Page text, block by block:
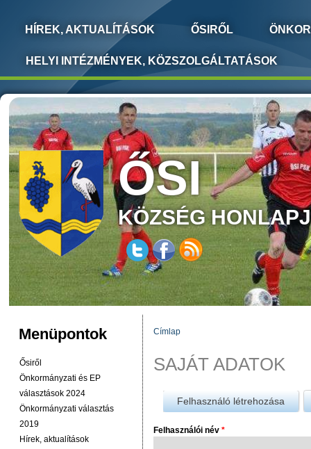
HÍREK, AKTUALÍTÁSOK ŐSIRŐL
HELYI INTÉZMÉNYEK, KÖZSZOLGÁLTATÁSOK
ŐSI
KÖZSÉG
Menüpontok
Ősiről
Önkormányzati és EP
választások 2024
Önkormányzati választás
2019
Hírek, aktualítások
JELENLEGI HELY
Címlap
SAJÁT ADATOK
Felhasználó létrehozása
Felhasználói név *